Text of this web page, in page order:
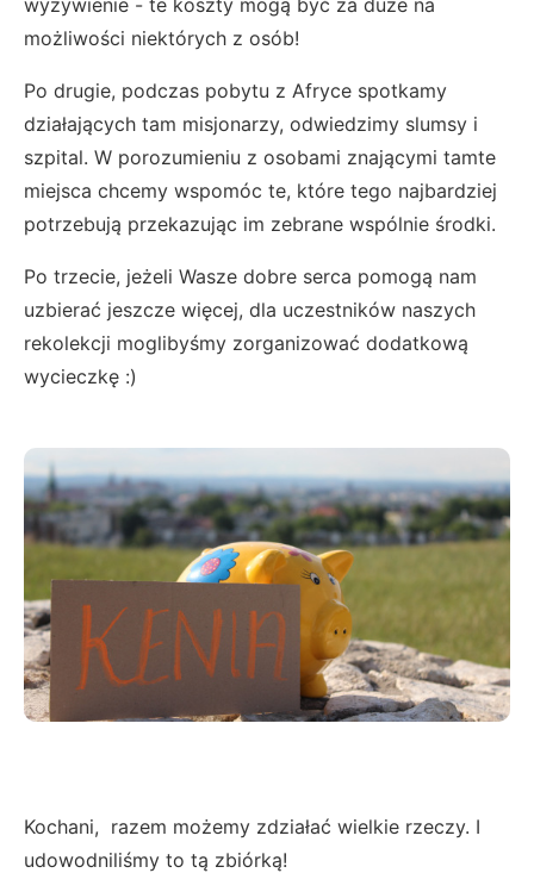
możliwości niektórych z osób!
Po drugie, podczas pobytu z Afryce spotkamy
działających tam misjonarzy, odwiedzimy slumsy i
szpital. W porozumieniu z osobami znającymi tamte
miejsca chcemy wspomóc te, które tego najbardziej
potrzebują przekazując im zebrane wspólnie środki.
Po trzecie, jeżeli Wasze dobre serca pomogą nam
uzbierać jeszcze więcej, dla uczestników naszych
rekolekcji moglibyśmy zorganizować dodatkową
wycieczkę :)
Kochani, razem możemy zdziałać wielkie rzeczy. I
udowodniliśmy to tą zbiórką!